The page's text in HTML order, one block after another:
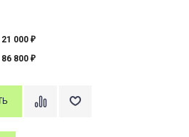
21 000 ₽
86 800 ₽